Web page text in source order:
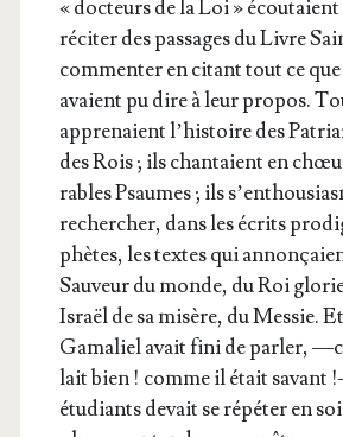
« doc­teurs de la Loi »
réci­ter des pas­sages du Livre
com­men­ter en citant tout ce que
avaient pu dire à leur pro­pos.
appre­naient l’his­toire des
des Rois ; ils chan­taient en
rables Psaumes ; ils
recher­cher, dans les écrits
phètes, les textes qui
Sau­veur du monde, du Roi
Israël de sa misère, du Mes­sie.
Gama­liel avait fini de par­ler,
lait bien ! comme il était savant
étu­diants devait se répé­ter en